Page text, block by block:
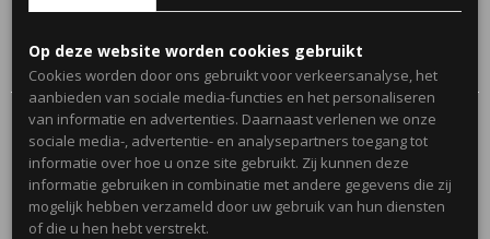
Home >Webshop>Stickers>Muurstickers Keuken
Keukensticker Kook van jou!
OPA & OMA.
NAAM EN GEBOORTEJAAR
Op deze website worden cookies gebruikt
Cookies worden door ons gebruikt voor verkeersanalyse, het
aanbieden van sociale media-functies en het personaliseren
van informatie en advertenties. Daarnaast verlenen we onze
sociale media-, advertentie- en analysepartners toegang tot
informatie over hoe u onze site gebruikt. Zij kunnen deze
informatie gebruiken in combinatie met andere gegevens die zij
mogelijk hebben verzameld door uw gebruik van hun diensten
of die u hen hebt verstrekt.